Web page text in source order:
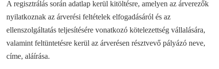
A regisztrálás során adatlap kerül kitöltésre, amelyen az árverezők
nyilatkoznak az árverési feltételek elfogadásáról és az
ellenszolgáltatás teljesítésére vonatkozó kötelezettség vállalására,
valamint feltüntetésre kerül az árverésen résztvevő pályázó neve,
címe, aláírása.